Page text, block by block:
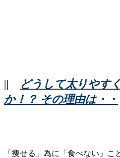
||
どうして太りやす
か！？ その理由は・・
「痩せる」為に「食べない」こ